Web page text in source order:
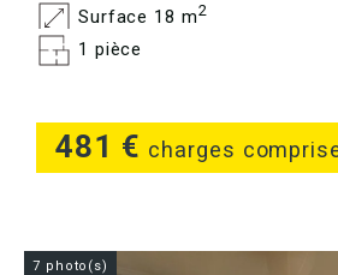
481 € charges
Surface 18 m2
1 pièce
7 photo(s)